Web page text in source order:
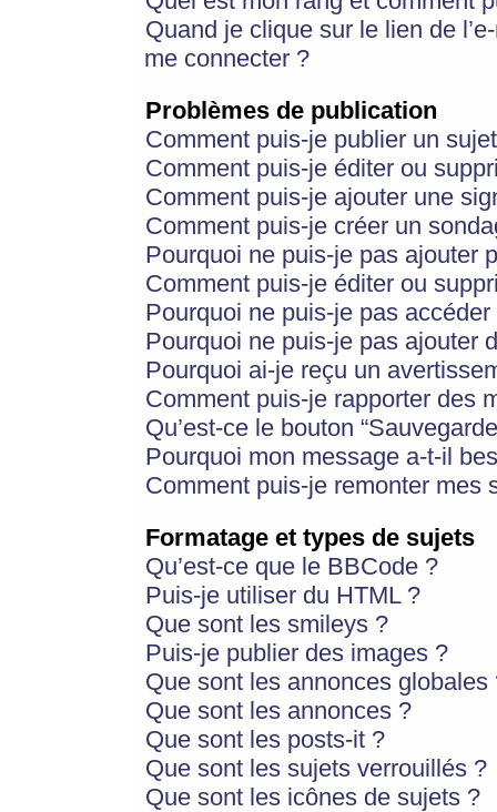
Quand je clique sur le lien de
me connecter ?
Problèmes de publication
Comment puis-je publier un
Comment puis-je éditer ou
Comment puis-je ajouter une
Comment puis-je créer un
Pourquoi ne puis-je pas ajouter
Comment puis-je éditer ou
Pourquoi ne puis-je pas
Pourquoi ne puis-je pas ajouter
Pourquoi ai-je reçu un
Comment puis-je rapporter des
Qu’est-ce le bouton
Pourquoi mon message a-t-il
Comment puis-je remonter mes
Formatage et types de sujets
Qu’est-ce que le BBCode ?
Puis-je utiliser du HTML ?
Que sont les smileys ?
Puis-je publier des images ?
Que sont les annonces globales
Que sont les annonces ?
Que sont les posts-it ?
Que sont les sujets verrouillés ?
Que sont les icônes de sujets ?